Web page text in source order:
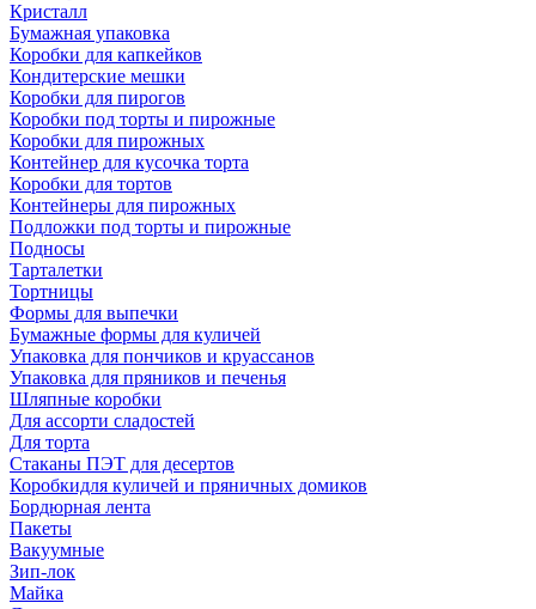
Кристалл
Бумажная упаковка
Коробки для капкейков
Кондитерские мешки
Коробки для пирогов
Коробки под торты и пирожные
Коробки для пирожных
Контейнер для кусочка торта
Коробки для тортов
Контейнеры для пирожных
Подложки под торты и пирожные
Подносы
Тарталетки
Тортницы
Формы для выпечки
Бумажные формы для куличей
Упаковка для пончиков и круассанов
Упаковка для пряников и печенья
Шляпные коробки
Для ассорти сладостей
Для торта
Стаканы ПЭТ для десертов
Коробкидля куличей и пряничных домиков
Бордюрная лента
Пакеты
Вакуумные
Зип-лок
Майка